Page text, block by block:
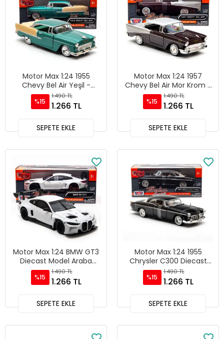
Motor Max 1:24 1955
Chevy Bel Air Yeşil -
73229
%15
1.490 TL
1.266 TL
SEPETE EKLE
Motor Max 1:24 1957
Chevy Bel Air Mor Krom -
73228
%15
1.490 TL
1.266 TL
SEPETE EKLE
Motor Max 1:24 BMW GT3
Diecast Model Araba
Beyaz - 79390
%15
1.490 TL
1.266 TL
SEPETE EKLE
Motor Max 1:24 1955
Chrysler C300 Diecast
Model Araba Siyah -
73302
%15
1.490 TL
1.266 TL
SEPETE EKLE